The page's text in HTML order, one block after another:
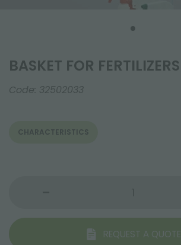
BASKET FOR FERTILIZERS
Code: 32502033
CHARACTERISTICS
REQUEST A QUOTE